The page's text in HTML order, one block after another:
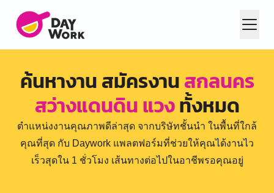
ค้นหางาน สมัครงานสกลนคร
สว่างแดนดิน แวงทั้งหมด
ตำแหน่งงานคุณภาพดีล่าสุด จากบริษัทชั้นนำ ในพื้นที่ใกล้
คุณที่สุด กับ Daywork แพลตฟอร์มที่ช่วยให้คุณได้งานไว
เร็วสุดใน 1 ชั่วโมง เส้นทางต่อไปในอาชีพรอคุณอยู่